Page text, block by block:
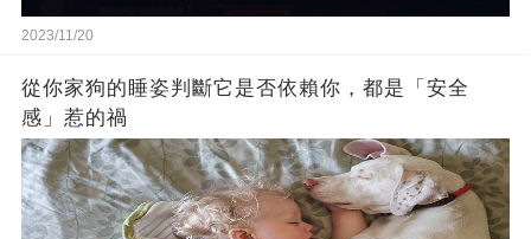
2023/11/20
從你家狗的睡姿判斷它是否依賴你，都是「安全
感」惹的禍